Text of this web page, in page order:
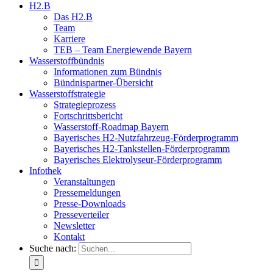
H2.B
Das H2.B
Team
Karriere
TEB – Team Energiewende Bayern
Wasserstoffbündnis
Informationen zum Bündnis
Bündnispartner-Übersicht
Wasserstoffstrategie
Strategieprozess
Fortschrittsbericht
Wasserstoff-Roadmap Bayern
Bayerisches H2-Nutzfahrzeug-Förderprogramm
Bayerisches H2-Tankstellen-Förderprogramm
Bayerisches Elektrolyseur-Förderprogramm
Infothek
Veranstaltungen
Pressemeldungen
Presse-Downloads
Presseverteiler
Newsletter
Kontakt
Suche nach: